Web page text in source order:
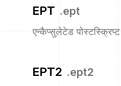
EPT .ept
एन्कैप्सुलेटेड
EPT2 .ept2